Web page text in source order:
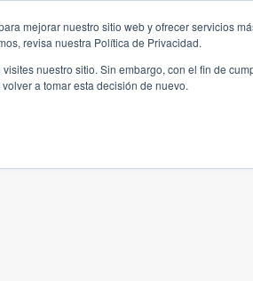
mejorar nuestro sitio web y ofrecer servicios
revisa nuestra Política de Privacidad.
nuestro sitio. Sin embargo, con el fin de
a tomar esta decisión de nuevo.